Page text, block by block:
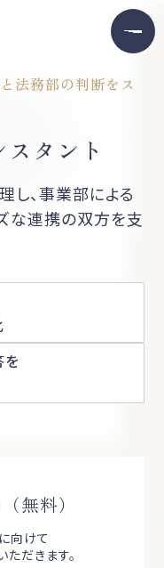
法務部の判断をス
タント
、事業部による
な連携の双方を支
無料）
向けて
だきます。